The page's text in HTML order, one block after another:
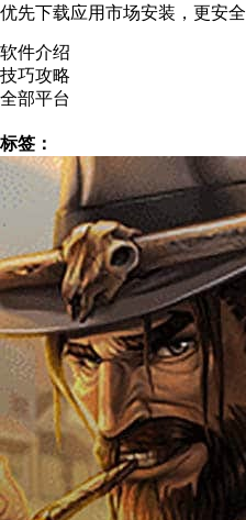
优先下载应用市场安装，更安全
软件介绍
技巧攻略
全部平台
标签：